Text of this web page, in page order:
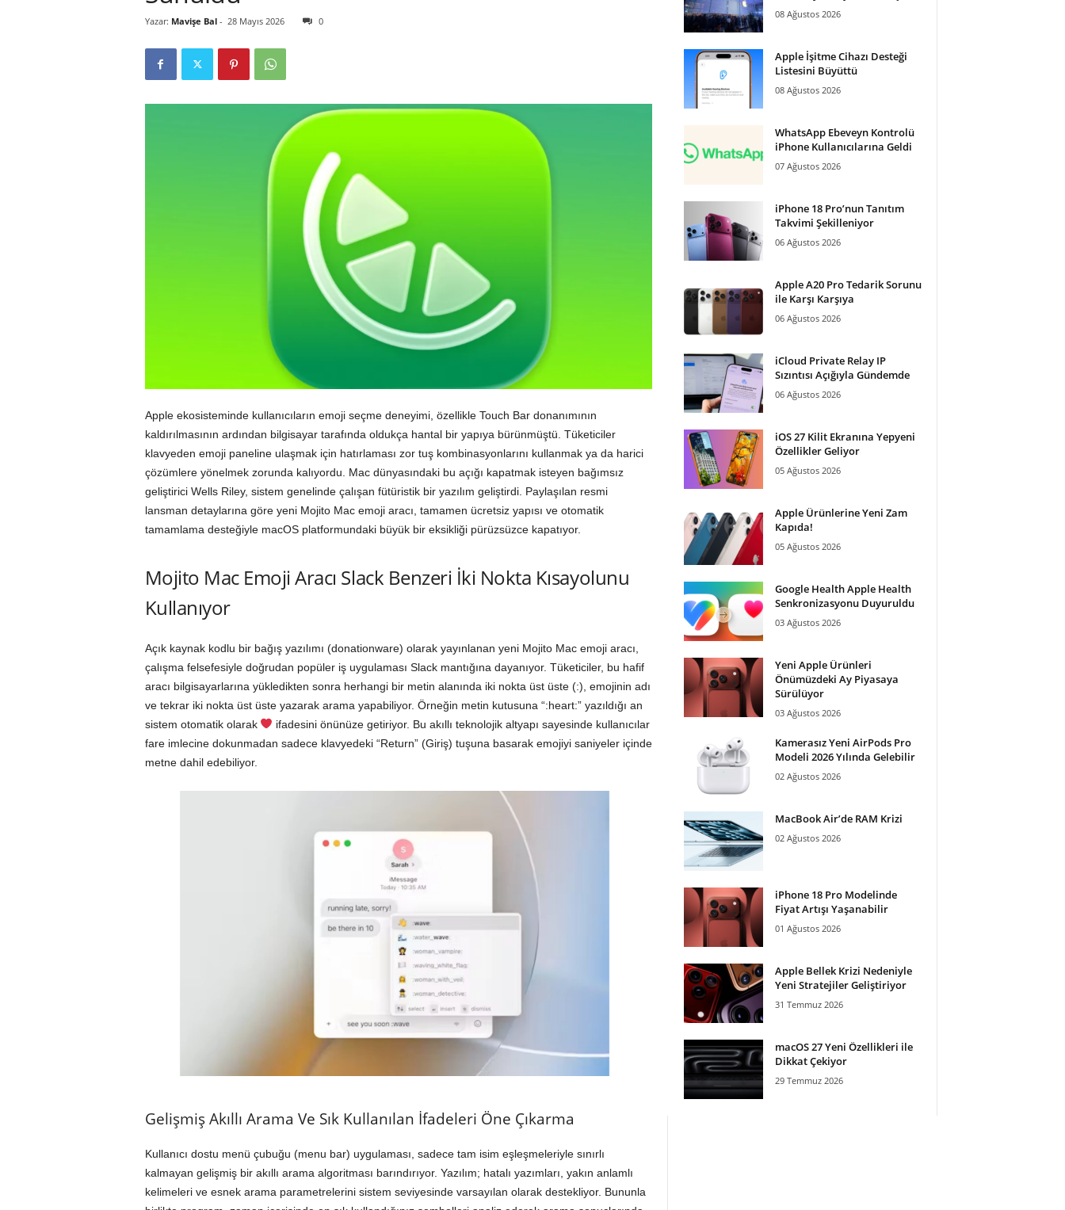
i
Yazar: Mavişe Bal- 28 Mayıs 2026 0
Apple ekosisteminde kullanıcıların emoji seçme deneyimi, özellikle Touch Bar donanımının
kaldırılmasının ardından bilgisayar tarafında oldukça hantal bir yapıya bürünmüştü. Tüketiciler
klavyeden emoji paneline ulaşmak için hatırlaması zor tuş kombinasyonlarını kullanmak ya da harici
çözümlere yönelmek zorunda kalıyordu. Mac dünyasındaki bu açığı kapatmak isteyen bağımsız
geliştirici Wells Riley, sistem genelinde çalışan fütüristik bir yazılım geliştirdi. Paylaşılan resmi
lansman detaylarına göre yeni Mojito Mac emoji aracı, tamamen ücretsiz yapısı ve otomatik
tamamlama desteğiyle macOS platformundaki büyük bir eksikliği pürüzsüzce kapatıyor.
Mojito Mac Emoji Aracı Slack Benzeri İki Nokta Kısayolunu
Kullanıyor
Açık kaynak kodlu bir bağış yazılımı (donationware) olarak yayınlanan yeni Mojito Mac emoji aracı,
çalışma felsefesiyle doğrudan popüler iş uygulaması Slack mantığına dayanıyor. Tüketiciler, bu hafif
aracı bilgisayarlarına yükledikten sonra herhangi bir metin alanında iki nokta üst üste (:), emojinin adı
ve tekrar iki nokta üst üste yazarak arama yapabiliyor. Örneğin metin kutusuna “:heart:” yazıldığı an
sistem otomatik olarak
ifadesini önünüze getiriyor. Bu akıllı teknolojik altyapı sayesinde kullanıcılar
fare imlecine dokunmadan sadece klavyedeki “Return” (Giriş) tuşuna basarak emojiyi saniyeler içinde
metne dahil edebiliyor.
Gelişmiş Akıllı Arama Ve Sık Kullanılan İfadeleri Öne Çıkarma
Kullanıcı dostu menü çubuğu (menu bar) uygulaması, sadece tam isim eşleşmeleriyle sınırlı
kalmayan gelişmiş bir akıllı arama algoritması barındırıyor. Yazılım; hatalı yazımları, yakın anlamlı
kelimeleri ve esnek arama parametrelerini sistem seviyesinde varsayılan olarak destekliyor. Bununla
08 Ağustos 2026
Apple İşitme Cihazı Desteği
Listesini Büyüttü
08 Ağustos 2026
WhatsApp Ebeveyn Kontrolü
iPhone Kullanıcılarına Geldi
07 Ağustos 2026
iPhone 18 Pro’nun Tanıtım
Takvimi Şekilleniyor
06 Ağustos 2026
Apple A20 Pro Tedarik Sorunu
ile Karşı Karşıya
06 Ağustos 2026
iCloud Private Relay IP
Sızıntısı Açığıyla Gündemde
06 Ağustos 2026
iOS 27 Kilit Ekranına Yepyeni
Özellikler Geliyor
05 Ağustos 2026
Apple Ürünlerine Yeni Zam
Kapıda!
05 Ağustos 2026
Google Health Apple Health
Senkronizasyonu Duyuruldu
03 Ağustos 2026
Yeni Apple Ürünleri
Önümüzdeki Ay Piyasaya
Sürülüyor
03 Ağustos 2026
Kamerasız Yeni AirPods Pro
Modeli 2026 Yılında Gelebilir
02 Ağustos 2026
MacBook Air’de RAM Krizi
02 Ağustos 2026
iPhone 18 Pro Modelinde
Fiyat Artışı Yaşanabilir
01 Ağustos 2026
Apple Bellek Krizi Nedeniyle
Yeni Stratejiler Geliştiriyor
31 Temmuz 2026
macOS 27 Yeni Özellikleri ile
Dikkat Çekiyor
29 Temmuz 2026